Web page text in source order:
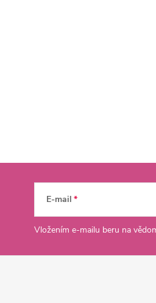
E-mail
Vložením e-mailu beru na